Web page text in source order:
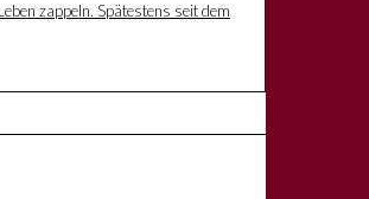
zappeln. Spätestens seit dem